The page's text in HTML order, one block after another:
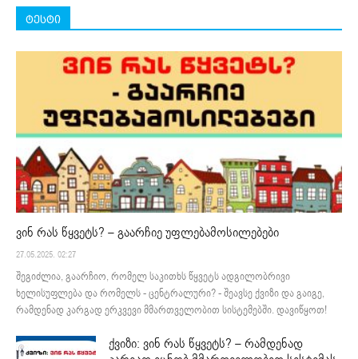
ტესტი
ვინ რას წყვეტს? – გაარჩიე უფლებამოსილებები
27.05.2025. 02:27
შეგიძლია, გაარჩიო, რომელ საკითხს წყვეტს ადგილობრივი
ხელისუფლება და რომელს - ცენტრალური? - შეავსე ქვიზი და გაიგე,
რამდენად კარგად ერკვევი მმართველობით სისტემებში. დავიწყოთ!
ქვიზი: ვინ რას წყვეტს? – რამდენად